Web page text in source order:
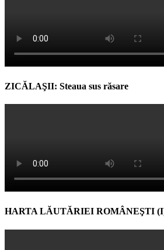
ZICĂLAŞII: Steaua sus răsare
HARTA LĂUTĂRIEI ROMÂNEŞTI